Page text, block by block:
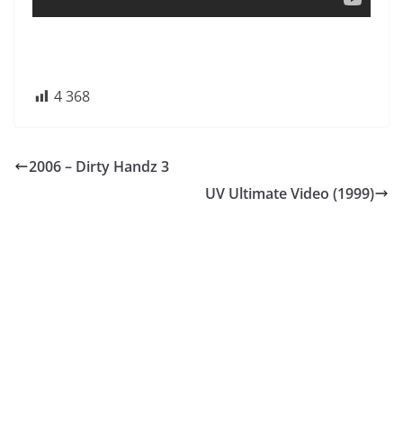
4 368
2006 – Dirty Handz 3
UV Ultimate Video (1999)